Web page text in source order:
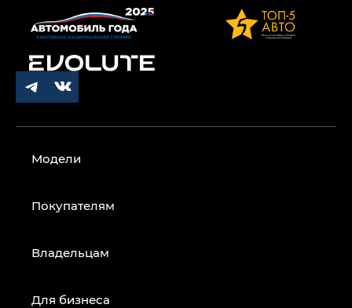
Модели
Покупателям
Владельцам
Для бизнеса